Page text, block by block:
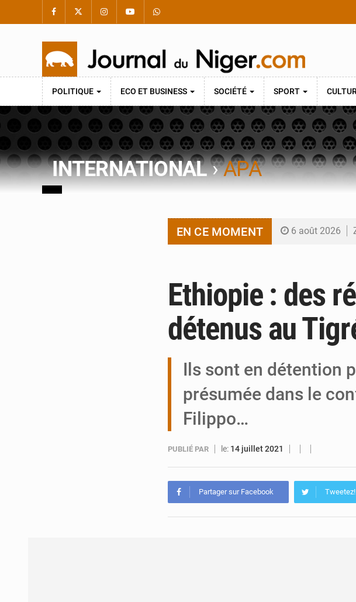
POLITIQUE ECO ET BUSINESS SOCIÉTÉ SPORT
INTERNATIONAL›APA
EN CE MOMENT 6 août 2026
6 août 2026
6 août 2026
5 août 2026
Ethiopie : des
détenus au
Ils sont en détention
présumée dans le
Filippo…
PUBLIÉ PAR le: 14 juillet 2021
Partager sur Facebook Tweetez!